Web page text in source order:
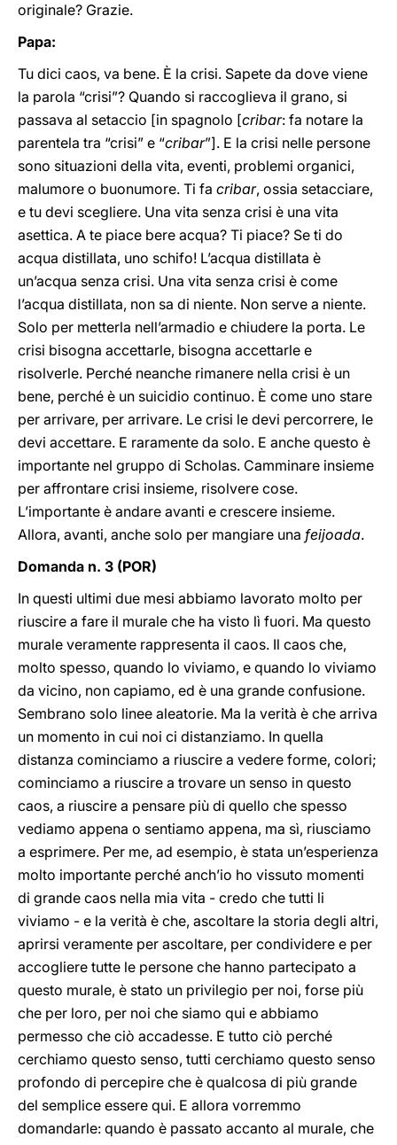
originale? Grazie.
Papa:
Tu dici caos, va bene. È la crisi. Sapete da dove viene
la parola “crisi”? Quando si raccoglieva il grano, si
passava al setaccio [in spagnolo [cribar: fa notare la
parentela tra “crisi” e “cribar”]. E la crisi nelle persone
sono situazioni della vita, eventi, problemi organici,
malumore o buonumore. Ti fa cribar, ossia setacciare,
e tu devi scegliere. Una vita senza crisi è una vita
asettica. A te piace bere acqua? Ti piace? Se ti do
acqua distillata, uno schifo! L’acqua distillata è
un’acqua senza crisi. Una vita senza crisi è come
l’acqua distillata, non sa di niente. Non serve a niente.
Solo per metterla nell’armadio e chiudere la porta. Le
crisi bisogna accettarle, bisogna accettarle e
risolverle. Perché neanche rimanere nella crisi è un
bene, perché è un suicidio continuo. È come uno stare
per arrivare, per arrivare. Le crisi le devi percorrere, le
devi accettare. E raramente da solo. E anche questo è
importante nel gruppo di Scholas. Camminare insieme
per affrontare crisi insieme, risolvere cose.
L’importante è andare avanti e crescere insieme.
Allora, avanti, anche solo per mangiare una feijoada.
Domanda n. 3 (POR)
In questi ultimi due mesi abbiamo lavorato molto per
riuscire a fare il murale che ha visto lì fuori. Ma questo
murale veramente rappresenta il caos. Il caos che,
molto spesso, quando lo viviamo, e quando lo viviamo
da vicino, non capiamo, ed è una grande confusione.
Sembrano solo linee aleatorie. Ma la verità è che arriva
un momento in cui noi ci distanziamo. In quella
distanza cominciamo a riuscire a vedere forme, colori;
cominciamo a riuscire a trovare un senso in questo
caos, a riuscire a pensare più di quello che spesso
vediamo appena o sentiamo appena, ma sì, riusciamo
a esprimere. Per me, ad esempio, è stata un’esperienza
molto importante perché anch’io ho vissuto momenti
di grande caos nella mia vita - credo che tutti li
viviamo - e la verità è che, ascoltare la storia degli altri,
aprirsi veramente per ascoltare, per condividere e per
accogliere tutte le persone che hanno partecipato a
questo murale, è stato un privilegio per noi, forse più
che per loro, per noi che siamo qui e abbiamo
permesso che ciò accadesse. E tutto ciò perché
cerchiamo questo senso, tutti cerchiamo questo senso
profondo di percepire che è qualcosa di più grande
del semplice essere qui. E allora vorremmo
domandarle: quando è passato accanto al murale, che